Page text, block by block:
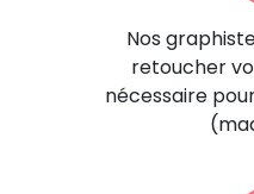
Nos
retoucher
nécessaire